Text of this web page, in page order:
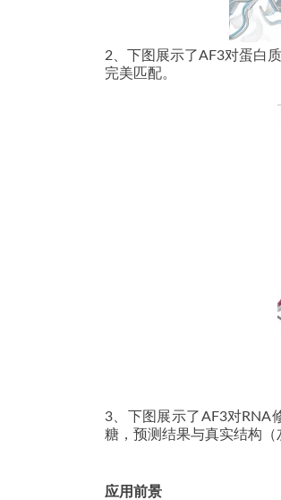
2、下图展示了AF3对蛋白
完美匹配。
3、下图展示了AF3对RNA
糖，预测结果与真实结构（
应用前景